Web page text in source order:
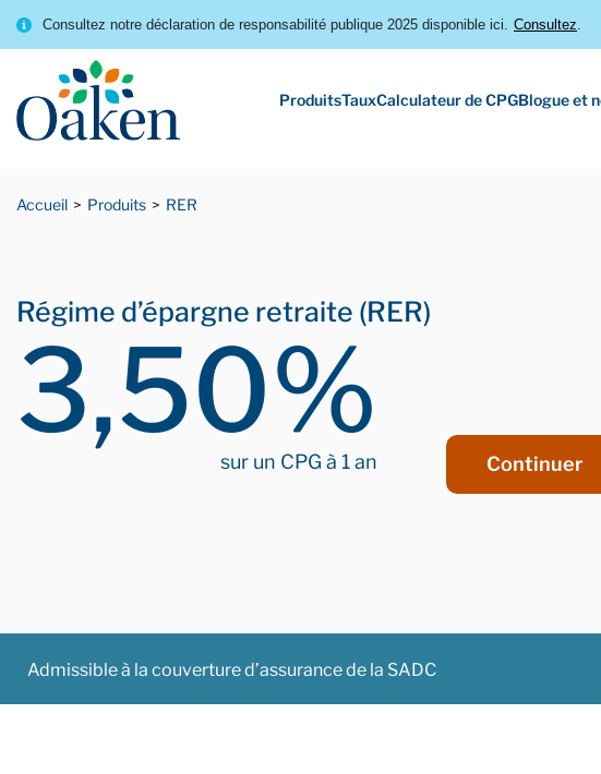
Consultez notre déclaration de responsabilité publique 2025 disponible ici. Consultez.
ProduitsTauxCalculateur de CPGBlogue et
Accueil Produits RER
Régime d’épargne retraite (RER)
3,50%
sur un CPG à 1 an Continuer
Admissible à la couverture d’assurance de la SADC